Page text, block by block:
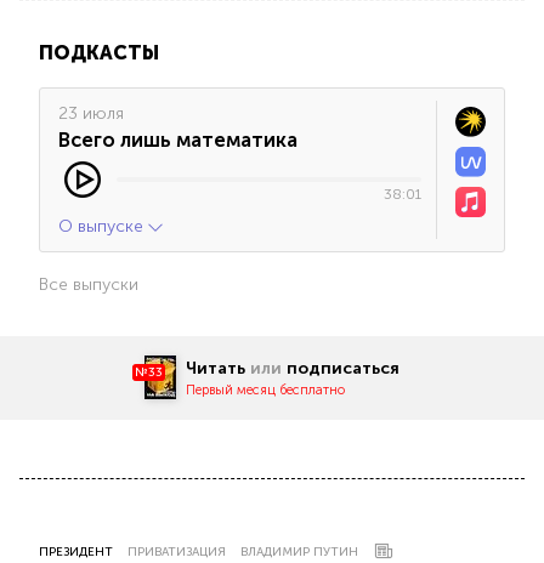
ПОДКАСТЫ
23 июля
Всего лишь математика
38:01
О выпуске
Все выпуски
№33 Читать или подписаться
Первый месяц бесплатно
ПРЕЗИДЕНТ ПРИВАТИЗАЦИЯ ВЛАДИМИР ПУТИН